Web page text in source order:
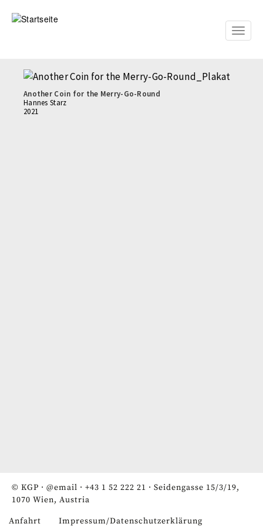
zum
Toggle
Another Coin for the Merry-Go-Round
Hannes Starz
2021
© KGP · @email · +43 1 52 222 21 · Seidengasse 15/3/19,
1070 Wien, Austria
Anfahrt Impressum/Datenschutzerklärung